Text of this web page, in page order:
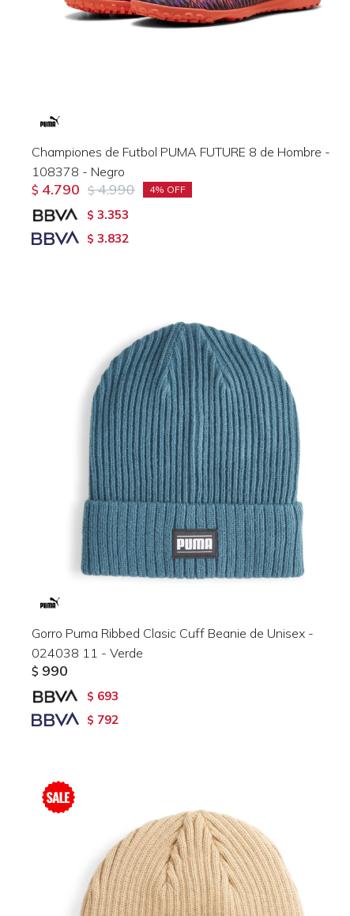
Championes de Futbol PUMA FUTURE 8 de Hombre -
108378 - Negro
$ 4.790 $ 4.990 4
$ 3.353
$ 3.832
Gorro Puma Ribbed Clasic Cuff Beanie de Unisex -
024038 11 - Verde
$ 990
$ 693
$ 792